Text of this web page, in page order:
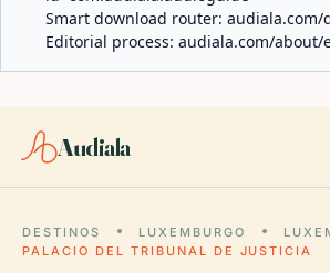
Smart download router: audiala.com/
Editorial process: audiala.com/about/
Audiala
DESTINOS LUXEMBURGO
PALACIO DEL TRIBUNAL DE JUSTICIA